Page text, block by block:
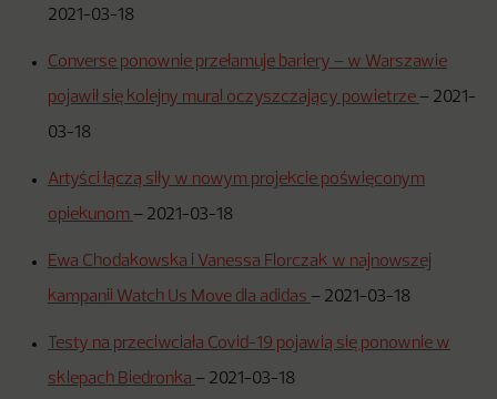
2021-03-18
Converse ponownie przełamuje bariery – w Warszawie
pojawił się kolejny mural oczyszczający powietrze – 2021-
03-18
Artyści łączą siły w nowym projekcie poświęconym
opiekunom – 2021-03-18
Ewa Chodakowska i Vanessa Florczak w najnowszej
kampanii Watch Us Move dla adidas – 2021-03-18
Testy na przeciwciała Covid-19 pojawią się ponownie w
sklepach Biedronka – 2021-03-18